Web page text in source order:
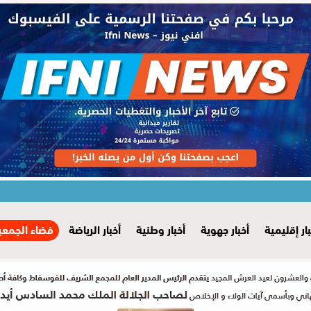
إقليمية أخبار جهوية أخبار وطنية أخبار الرياضة فضاء